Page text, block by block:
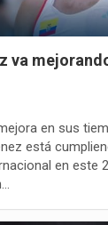
va
en sus
está
en este